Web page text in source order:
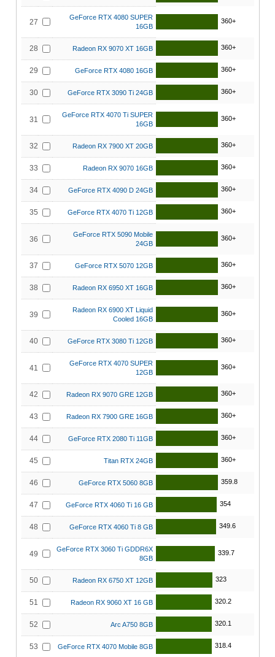
27
GeForce RTX 4080 SUPER
16GB
360+
28 Radeon RX 9070 XT 16GB 360+
29 GeForce RTX 4080 16GB 360+
30 GeForce RTX 3090 Ti 24GB 360+
31
GeForce RTX 4070 Ti SUPER
16GB
360+
32 Radeon RX 7900 XT 20GB 360+
33 Radeon RX 9070 16GB 360+
34 GeForce RTX 4090 D 24GB 360+
35 GeForce RTX 4070 Ti 12GB 360+
36
GeForce RTX 5090 Mobile
24GB
360+
37 GeForce RTX 5070 12GB 360+
38 Radeon RX 6950 XT 16GB 360+
39
Radeon RX 6900 XT Liquid
Cooled 16GB
360+
40 GeForce RTX 3080 Ti 12GB 360+
41
GeForce RTX 4070 SUPER
12GB
360+
42 Radeon RX 9070 GRE 12GB 360+
43 Radeon RX 7900 GRE 16GB 360+
44 GeForce RTX 2080 Ti 11GB 360+
45 Titan RTX 24GB 360+
46 GeForce RTX 5060 8GB 359.8
47 GeForce RTX 4060 Ti 16 GB 354
48 GeForce RTX 4060 Ti 8 GB 349.6
49
GeForce RTX 3060 Ti GDDR6X
8GB
339.7
50 Radeon RX 6750 XT 12GB 323
51 Radeon RX 9060 XT 16 GB 320.2
52 Arc A750 8GB 320.1
53 GeForce RTX 4070 Mobile 8GB 318.4